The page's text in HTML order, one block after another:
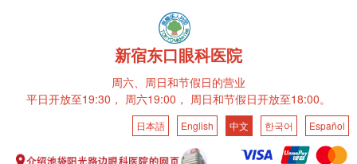
新宿东口眼科医院
周六、 周日和节假日的营业
平日开放至19:30， 周六19:00， 周日和节假日开放至18:00。
日本語 English 中文 한국어 Español